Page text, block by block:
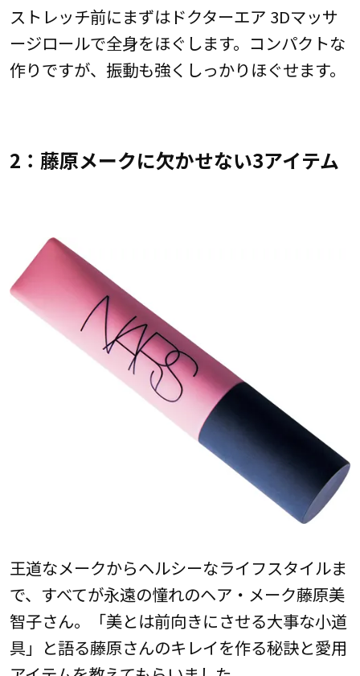
ストレッチ前にまずはドクターエア 3Dマッサ
ージロールで全身をほぐします。コンパクトな
作りですが、振動も強くしっかりほぐせます。
2：藤原メークに欠かせない3アイテム
王道なメークからヘルシーなライフスタイルま
で、すべてが永遠の憧れのヘア・メーク藤原美
智子さん。「美とは前向きにさせる大事な小道
具」と語る藤原さんのキレイを作る秘訣と愛用